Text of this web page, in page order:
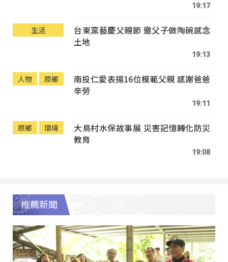
19:17
生活
台東窯藝慶父親節 邀父子做陶碗感念
土地
19:13
人物 原鄉
南投仁愛表揚16位模範父親 感謝爸爸
辛勞
19:11
原鄉 環境
大鳥村水保故事展 災害記憶轉化防災
教育
19:08
推薦新聞